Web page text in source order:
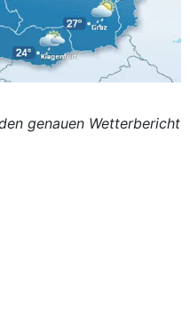
genauen Wetterbericht